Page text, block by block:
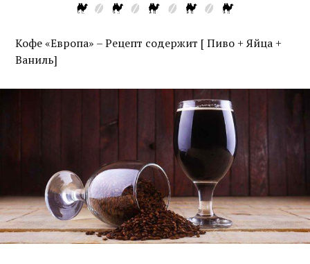
Кофе «Европа» – Рецепт содержит [ Пиво + Яйца +
Ваниль]